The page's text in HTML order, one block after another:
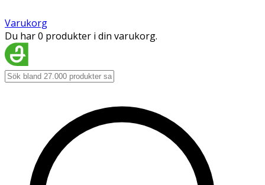
Varukorg
Du har 0 produkter i din varukorg.